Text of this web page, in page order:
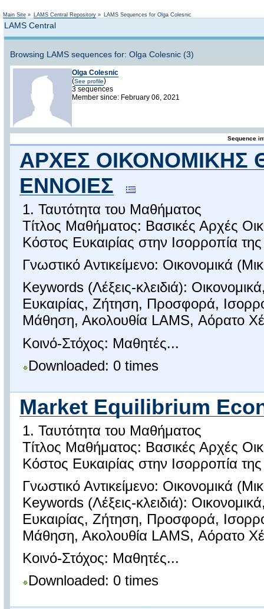
Main Site » LAMS Central Repository » LAMS Sequences for Olga Colesnic
LAMS Central
Browsing LAMS sequences for: Olga Colesnic (3)
Olga Colesnic
(See profile)
3 sequences
Member since: February 06, 2021
Sequence
ΑΡΧΕΣ ΟΙΚΟΝΟΜΙΚΗΣ
ΕΝΝΟΙΕΣ
1. Ταυτότητα του Μαθήματος
Τίτλος Μαθήματος: Βασικές Αρχές
Κόστος Ευκαιρίας στην Ισορροπία
Γνωστικό Αντικείμενο: Οικονομικά
Keywords (Λέξεις-κλειδιά):
Ευκαιρίας, Ζήτηση, Προσφορά,
Μάθηση, Ακολουθία LAMS, Αόρατο
Κοινό-Στόχος: Μαθητές...
Downloaded: 0 times
Market Equilibrium
1. Ταυτότητα του Μαθήματος
Τίτλος Μαθήματος: Βασικές Αρχές
Κόστος Ευκαιρίας στην Ισορροπία
Γνωστικό Αντικείμενο: Οικονομικά
Keywords (Λέξεις-κλειδιά):
Ευκαιρίας, Ζήτηση, Προσφορά,
Μάθηση, Ακολουθία LAMS, Αόρατο
Κοινό-Στόχος: Μαθητές...
Downloaded: 0 times